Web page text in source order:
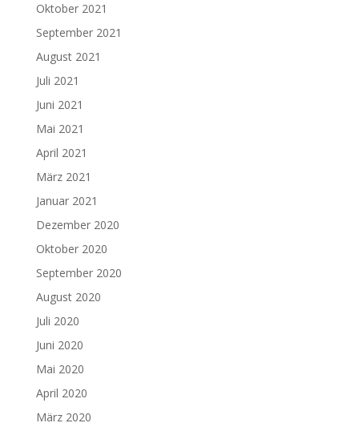
Oktober 2021
September 2021
August 2021
Juli 2021
Juni 2021
Mai 2021
April 2021
März 2021
Januar 2021
Dezember 2020
Oktober 2020
September 2020
August 2020
Juli 2020
Juni 2020
Mai 2020
April 2020
März 2020